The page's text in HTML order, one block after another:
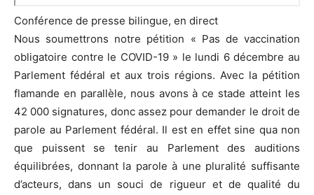
Conférence de presse bilingue, en direct
Nous soumettrons notre pétition « Pas de vaccination
obligatoire contre le COVID-19 » le lundi 6 décembre au
Parlement fédéral et aux trois régions. Avec la pétition
flamande en parallèle, nous avons à ce stade atteint les
42 000 signatures, donc assez pour demander le droit de
parole au Parlement fédéral. Il est en effet sine qua non
que puissent se tenir au Parlement des auditions
équilibrées, donnant la parole à une pluralité suffisante
d’acteurs, dans un souci de rigueur et de qualité du